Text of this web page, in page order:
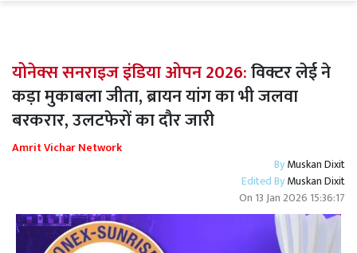
योनेक्स सनराइज इंडिया ओपन 2026:विक्टर लेई ने
कड़ा मुकाबला जीता, ब्रायन यांग का भी जलवा
बरकरार, उलटफेरों का दौर जारी
Amrit Vichar Network
ByMuskan Dixit
Edited ByMuskan Dixit
On 13 Jan 2026 15:36:17